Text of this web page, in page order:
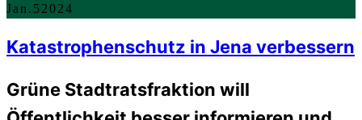
Jan. 52024
Katastrophenschutz in Jena verbessern
Grüne Stadtratsfraktion will